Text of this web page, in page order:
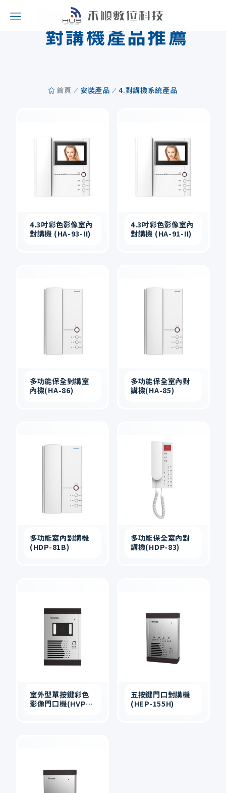
RECOMMENDED PRODUCTS
對講機產品推薦
首頁 安裝產品 4.對講機系統產品
4.3吋彩色影像室內
對講機 (HA-93-II)
4.3吋彩色影像室內
對講機 (HA-91-II)
多功能保全對講室
內機(HA-86)
多功能保全室內對
講機(HA-85)
多功能室內對講機
(HDP-81B)
多功能保全室內對
講機(HDP-83)
室外型單按鍵彩色
影像門口機(HVP-
五按鍵門口對講機
(HEP-155H)